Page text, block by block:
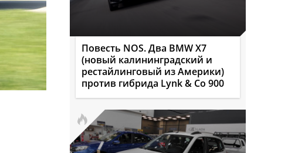
Повесть NOS. Два BMW X7
(новый калининградский и
рестайлинговый из Америки)
против гибрида Lynk & Co 900